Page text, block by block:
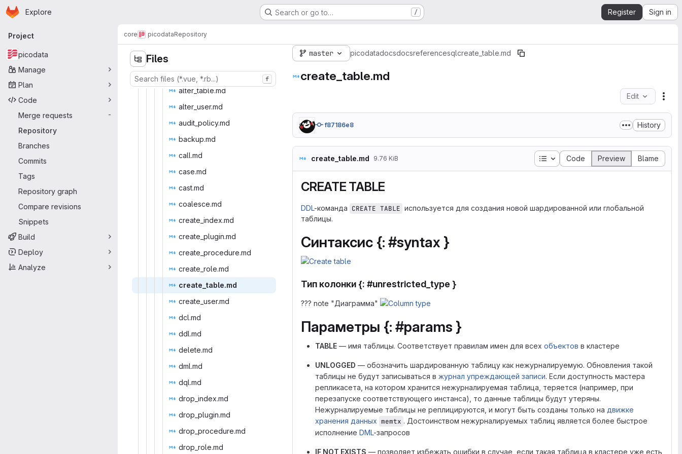
Skip to main content
Homepage
Explore Search or go to… / Register Sign in
Primary navigation
Project
picodata
Manage
Plan
Code
Merge requests
-
Repository
Branches
Commits
Tags
Repository graph
Compare revisions
Snippets
Build
Deploy
Analyze
core picodataRepository
Files
f
alter_t‎able.md‎
alter_ ‎user.md‎
audit_p‎olicy.md‎
back‎up.md‎
cal‎l.md‎
cas‎e.md‎
cas‎t.md‎
coale‎sce.md‎
create_ ‎index.md‎
create_p‎lugin.md‎
create_pr‎ocedure.md‎
create_ ‎role.md‎
create_ ‎table.md‎
create_ ‎user.md‎
dcl‎.md‎
ddl‎.md‎
dele‎te.md‎
dml‎.md‎
dql‎.md‎
drop_i‎ndex.md‎
drop_pl‎ugin.md‎
drop_pro‎cedure.md‎
drop_r‎ole.md‎
master picodatadocsdocsreferencesqlcreate_table.md
create_table.md
Edit
f87186e8 History
create_table.md 9.76 KiB Table of contents
Code Preview Blame
CREATE TABLE
DDL-команда CREATE TABLE используется для создания новой шардированной или глобальной
таблицы.
Синтаксис {: #syntax }
Тип колонки {: #unrestricted_type }
??? note "Диаграмма"
Параметры {: #params }
TABLE — имя таблицы. Соответствует правилам имен для всех объектов в кластере
UNLOGGED — обозначить шардированную таблицу как нежурналируемую. Обновления такой
таблицы не будут записываться в журнал упреждающей записи. Если доступность мастера
репликасета, на котором хранится нежурналируемая таблица, теряется (например, при
перезапуске соответствующего инстанса), то данные таблицы будут утеряны.
Нежурналируемые таблицы не реплицируются, и могут быть созданы только на движке
хранения данных memtx . Достоинством нежурналируемых таблиц является более быстрое
исполнение DML-запросов
IF NOT EXISTS — позволяет избежать ошибки в случае, если такая таблица в кластере уже есть